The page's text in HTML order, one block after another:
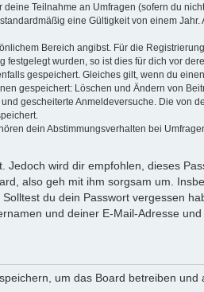
Teilnahme an Umfragen (sofern du
eine Gültigkeit von einem
Bereich angibst. Für die
wurden, so ist dies für dich vor
gespeichert. Gleiches gilt, wenn du
gespeichert: Löschen und Ändern von
gescheiterte Anmeldeversuche. Die von
dein Abstimmungsverhalten bei
wird dir empfohlen, dieses
also geh mit ihm sorgsam um.
du dein Passwort vergessen
und deiner E-Mail-Adresse
um das Board betreiben und